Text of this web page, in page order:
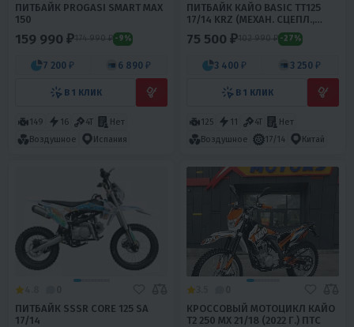
ПИТБАЙК PROGASI SMART MAX
150
159 990 ₽174 990 ₽ -9%
7 200 ₽ 6 890 ₽
В 1 КЛИК
149 16 4T
Нет
Воздушное
Испания
ПИТБАЙК КАЙО BASIC TT125
17/14 KRZ (МЕХАН. СЦЕПЛ.,
КИКСТАРТЕР, 2022 Г.)
75 500 ₽102 990 ₽ -27%
3 400 ₽ 3 250 ₽
В 1 КЛИК
125 11 4T
Нет
Воздушное
17/14 Китай
ПИТБАЙК SSSR CORE 125 SA
17/14
КРОССОВЫЙ МОТОЦИКЛ КАЙО
T2 250 MX 21/18 (2022 Г.) ПТС